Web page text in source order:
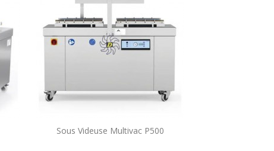
Sous Videuse Multivac P500
Aperçu rapide